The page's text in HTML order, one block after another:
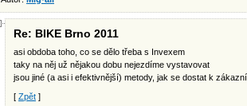
Re: BIKE Brno 2011
asi obdoba toho, co se dělo třeba s Invexem
taky na něj už nějakou dobu nejezdíme vystavovat
jsou jiné (a asi i efektivnější) metody, jak se dostat k
[ Zpět ]